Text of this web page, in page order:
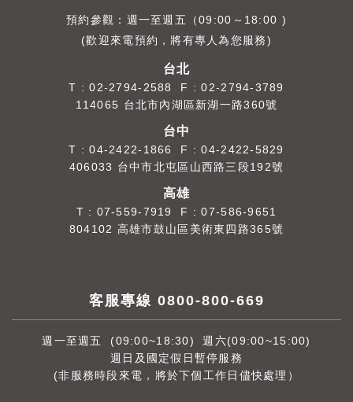
預約參觀：週一至週五（09:00～18:00 )
(歡迎來電預約，將有專人為您服務)
台北
T :02-2794-2588
F : 02-2794-3789
114065 台北市內湖區新湖一路360號
台中
T :04-2422-1866
F : 04-2422-5829
406033 台中市北屯區山西路三段192號
高雄
T : 07-559-7919
F : 07-586-9651
804102 高雄市鼓山區美術東四路365號
客服專線 0800-800-669
週一至週五 (09:00~18:30) 週六(09:00~15:00)
週日及國定假日暫停服務
(非服務時段來電，將於下個工作日儘快處理）